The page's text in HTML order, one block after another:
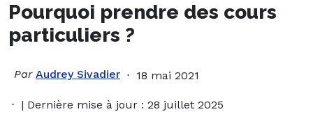
Pourquoi prendre des cours
particuliers ?
Par Audrey Sivadier 18 mai 2021
| Dernière mise à jour : 28 juillet 2025